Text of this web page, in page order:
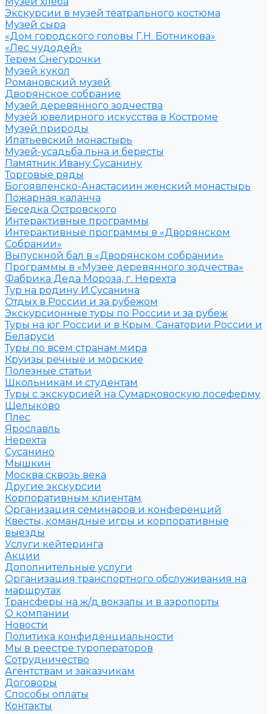
Экскурсии в музей театрального костюма
Музей сыра
«Дом городского головы Г.Н. Ботникова»
«Лес чудодей»
Терем Снегурочки
Музей кукол
Романовский музей
Дворянское собрание
Музей деревянного зодчества
Музей ювелирного искусства в Костроме
Музей природы
Ипатьевский монастырь
Музей-усадьба льна и бересты
Памятник Ивану Сусанину
Торговые ряды
Богоявленско-Анастасиин женский монастырь
Пожарная каланча
Беседка Островского
Интерактивные программы
Интерактивные программы в «Дворянском
Собрании»
Выпускной бал в «Дворянском собрании»
Программы в «Музее деревянного зодчества»
Фабрика Деда Мороза, г. Нерехта
Тур на родину И.Сусанина
Отдых в России и за рубежом
Экскурсионные туры по России и за рубеж
Туры на юг России и в Крым. Санатории России и
Беларуси
Туры по всем странам мира
Круизы речные и морские
Полезные статьи
Школьникам и студентам
Туры с экскурсией на Сумарковоскую лосеферму
Щелыково
Плес
Ярославль
Нерехта
Сусанино
Мышкин
Москва сквозь века
Другие экскурсии
Корпоративным клиентам
Организация семинаров и конференций
Квесты, командные игры и корпоративные
выезды
Услуги кейтеринга
Акции
Дополнительные услуги
Организация транспортного обслуживания на
маршрутах
Трансферы на ж/д вокзалы и в аэропорты
О компании
Новости
Политика конфиденциальности
Мы в реестре туроператоров
Сотрудничество
Агентствам и заказчикам
Договоры
Способы оплаты
Контакты